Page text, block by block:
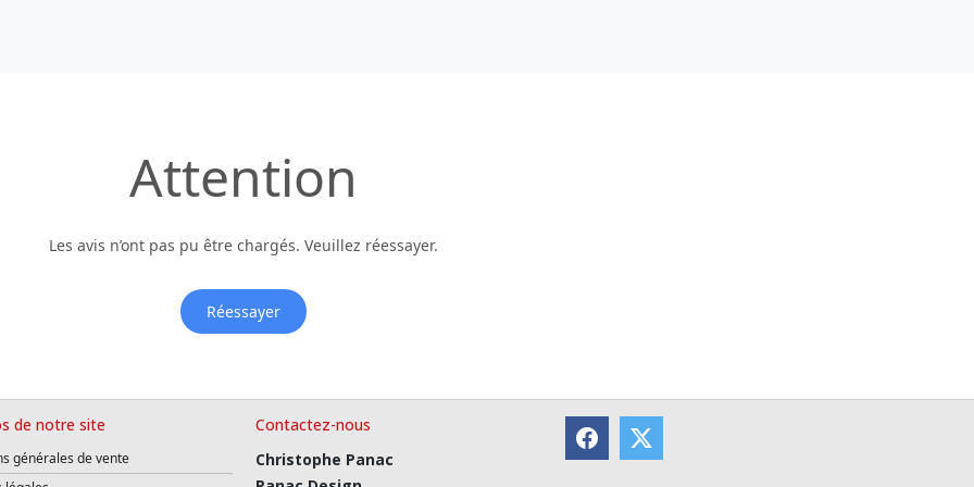
Attention
Les avis n’ont pas pu être chargés. Veuillez réessayer.
Réessayer
de notre site
générales de vente
Contactez-nous
Christophe Panac